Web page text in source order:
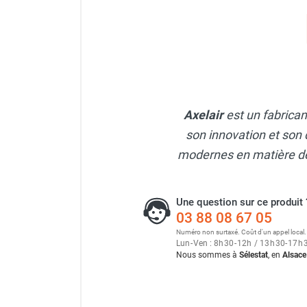
Chauffage au fioul à raccorder sur
Chauffage polycombustible / huile
Chauffage d'atelier fixe avec brûleur
Chauffage d'atelier suspendu
Axelairest un
son innovation et son
modernes en matière
Une question sur ce produit
03 88 08 67 05
Numéro non surtaxé. Coût d'un appel local.
Lun-Ven : 8h30-12h / 13h30-17h
Nous sommes à Sélestat, en Alsace